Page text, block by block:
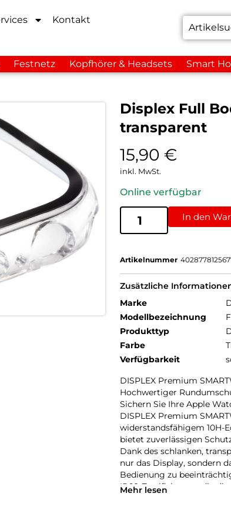
Kontakt
Festnetz Kopfhörer & Headsets Smart
Displex Full
transparent
15,90 €
inkl. MwSt.
Online verfügbar
In den
Artikelnummer
Zusätzliche
Marke
Modellbezeichnung
Produkttyp
Farbe
Verfügbarkeit
DISPLEX Premium
Hochwertiger
Sichern Sie Ihre Apple
DISPLEX Premium
widerstandsfähigem 10H-
bietet zuverlässigen
Dank des schlanken,
nur das Display, sondern
Bedienung zu
IP68-Zertifizierung, die
Mehr lesen